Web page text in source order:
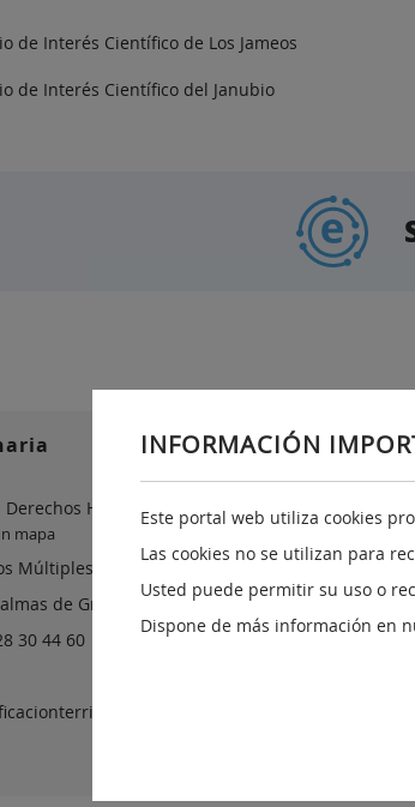
de Interés Científico de Los Jameos
de Interés Científico del Janubio
Derechos Humanos, n.22
Múltiples I Planta 7ª
de Gran Canaria
30 44 60
INFORMACIÓN
Este portal web utiliza cookies
Las cookies no se utilizan para
Usted puede permitir su uso o
Dispone de más información en